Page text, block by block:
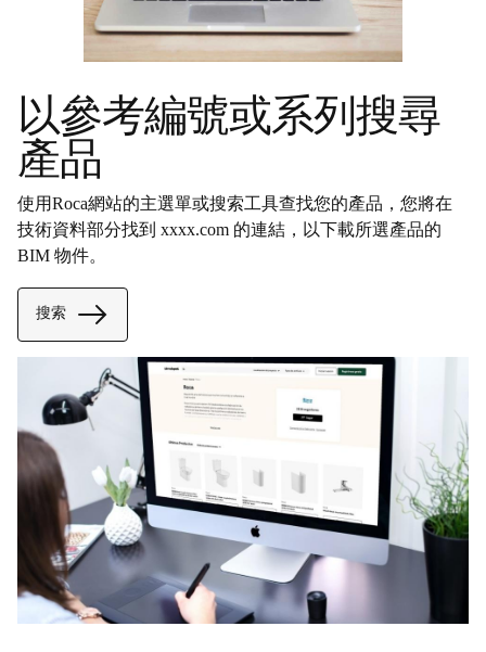
以參考編號或系列搜尋
產品
使用Roca網站的主選單或搜索工具查找您的產品，您將在
技術資料部分找到 xxxx.com 的連結，以下載所選產品的
BIM 物件。
搜索